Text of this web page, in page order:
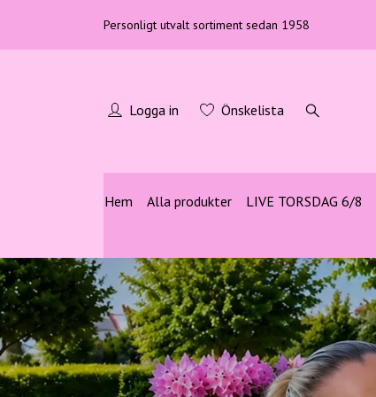
Personligt utvalt sortiment sedan 1958
Logga in Önskelista
Hem Alla produkter LIVE TORSDAG 6/8